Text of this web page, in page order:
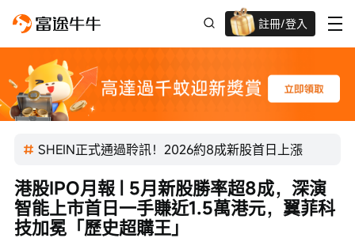
註冊/登入
迎新驚喜賞 股票/BTC等任你揀!
SHEIN正式通過聆訊！2026約8成新股首日上漲
港股IPO月報 | 5月新股勝率超8成，深演
智能上市首日一手賺近1.5萬港元，翼菲科
技加冕「歷史超購王」